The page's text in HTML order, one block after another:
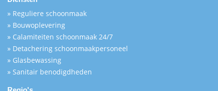
» Reguliere schoonmaak
» Bouwoplevering
» Calamiteiten schoonmaak 24/7
» Detachering schoonmaakpersoneel
» Glasbewassing
» Sanitair benodigdheden